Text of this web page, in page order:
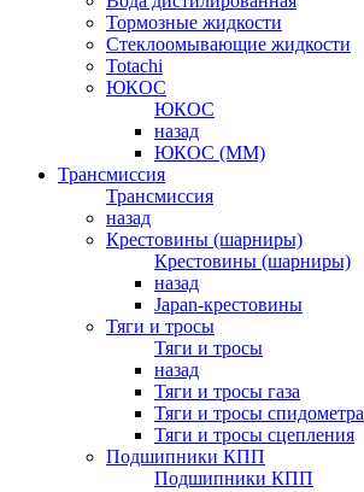
Тормозные жидкости
Стеклоомывающие жидкости
Totachi
ЮКОС
ЮКОС
назад
ЮКОС (ММ)
Трансмиссия
Трансмиссия
назад
Крестовины (шарниры)
Крестовины (шарниры)
назад
Japan-крестовины
Тяги и тросы
Тяги и тросы
назад
Тяги и тросы газа
Тяги и тросы спидометра
Тяги и тросы сцепления
Подшипники КПП
Подшипники КПП